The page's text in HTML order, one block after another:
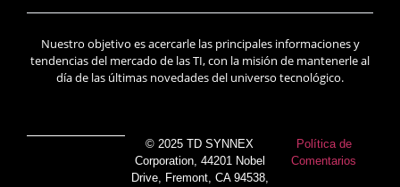
Nuestro objetivo es acercarle las principales informaciones y
tendencias del mercado de las TI, con la misión de mantenerle al
día de las últimas novedades del universo tecnológico.
© 2025 TD SYNNEX
Corporation, 44201 Nobel
Drive, Fremont, CA 94538,
Política de
Comentarios